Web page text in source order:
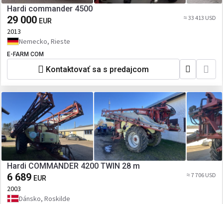
Hardi commander 4500
29 000 EUR ≈ 33 413 USD
2013
Nemecko, Rieste
E-FARM COM
Kontaktovať sa s predajcom
Hardi COMMANDER 4200 TWIN 28 m
6 689 EUR ≈ 7 706 USD
2003
Dánsko, Roskilde